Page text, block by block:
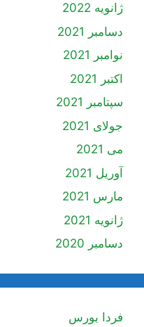
ژانویه 2022
دسامبر 2021
نوامبر 2021
اکتبر 2021
سپتامبر 2021
جولای 2021
می 2021
آوریل 2021
مارس 2021
ژانویه 2021
دسامبر 2020
فردا بورس